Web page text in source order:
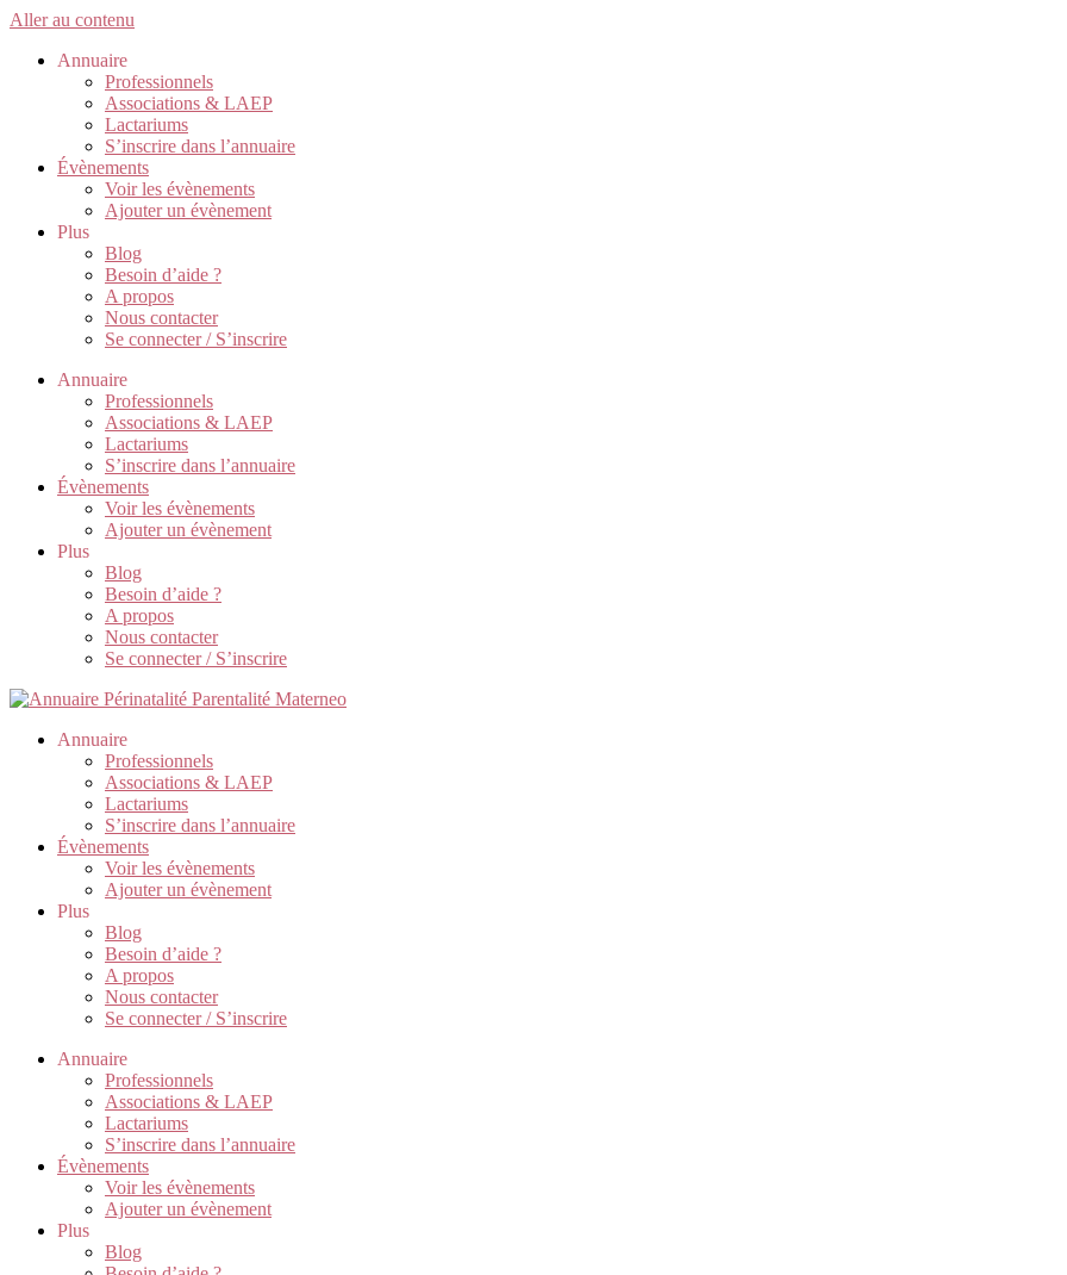
Aller au contenu
Annuaire
Professionnels
Associations & LAEP
Lactariums
S’inscrire dans l’annuaire
Évènements
Voir les évènements
Ajouter un évènement
Plus
Blog
Besoin d’aide ?
A propos
Nous contacter
Se connecter / S’inscrire
Annuaire
Professionnels
Associations & LAEP
Lactariums
S’inscrire dans l’annuaire
Évènements
Voir les évènements
Ajouter un évènement
Plus
Blog
Besoin d’aide ?
A propos
Nous contacter
Se connecter / S’inscrire
Annuaire
Professionnels
Associations & LAEP
Lactariums
S’inscrire dans l’annuaire
Évènements
Voir les évènements
Ajouter un évènement
Plus
Blog
Besoin d’aide ?
A propos
Nous contacter
Se connecter / S’inscrire
Annuaire
Professionnels
Associations & LAEP
Lactariums
S’inscrire dans l’annuaire
Évènements
Voir les évènements
Ajouter un évènement
Plus
Blog